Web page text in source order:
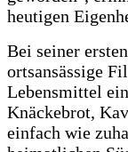
heutigen
Bei seiner
ortsansässige
Lebensmittel
Knäckebrot,
einfach wie